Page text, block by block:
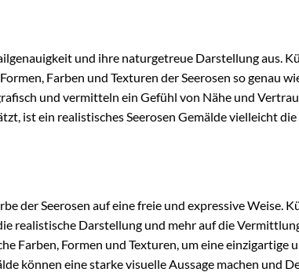
und ihre naturgetreue Darstellung aus.
Farben und Texturen der Seerosen so genau
und vermitteln ein Gefühl von Nähe und
ist ein realistisches Seerosen Gemälde vielleicht die
der Seerosen auf eine freie und expressive Weise.
realistische Darstellung und mehr auf die
Farben, Formen und Texturen, um eine einzigartige
können eine starke visuelle Aussage machen und